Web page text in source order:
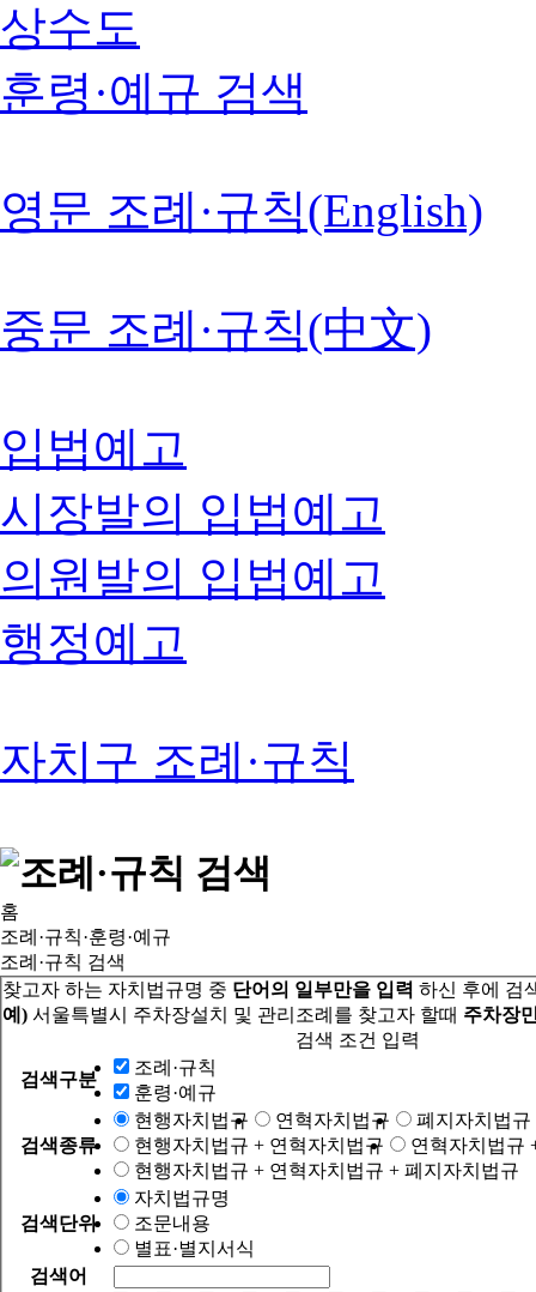
상수도
훈령·예규 검색
영문 조례·규칙(English)
중문 조례·규칙(中文)
입법예고
시장발의 입법예고
의원발의 입법예고
행정예고
자치구 조례·규칙
홈
조례·규칙·훈령·예규
조례·규칙 검색
찾고자 하는 자치법규명 중 단어의 일부만을 입력 하신 후에 검
예) 서울특별시 주차장설치 및 관리조례를 찾고자 할때 주차장
검색 조건 입력
검색구분
조례·규칙
훈령·예규
검색종류
현행자치법규 연혁자치법규
폐지자치법규
현행자치법규 + 연혁자치법규
연혁자치법규
현행자치법규 + 연혁자치법규 + 폐지자치법규
검색단위
자치법규명
조문내용
별표·별지서식
검색어